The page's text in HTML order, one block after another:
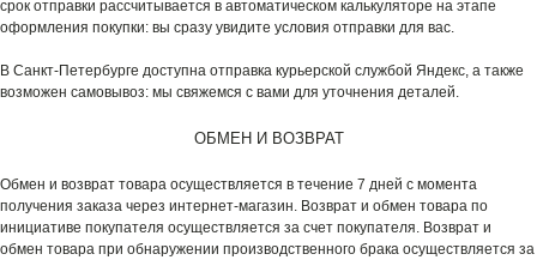
срок отправки рассчитывается в автоматическом калькуляторе на этапе
оформления покупки: вы сразу увидите условия отправки для вас.
В Санкт-Петербурге доступна отправка курьерской службой Яндекс, а также
возможен самовывоз: мы свяжемся с вами для уточнения деталей.
ОБМЕН И ВОЗВРАТ
Обмен и возврат товара осуществляется в течение 7 дней с момента
получения заказа через интернет-магазин. Возврат и обмен товара по
инициативе покупателя осуществляется за счет покупателя. Возврат и
обмен товара при обнаружении производственного брака осуществляется за